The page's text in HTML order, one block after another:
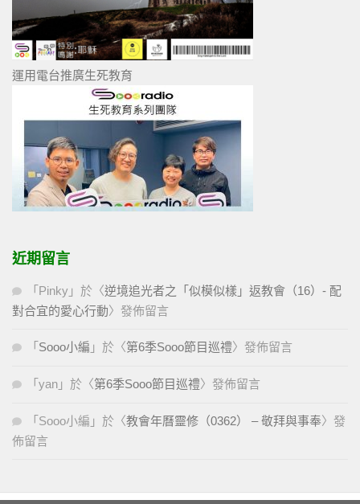
運用電台推廣生死教育
近期留言
「 Pinky 」於〈逆境追光者之「似模似樣」返教會（16）- 配
對合宜的愛心行動〉發佈留言
「 Sooo小編 」於〈第6季Sooo節目巡禮〉發佈留言
「 yan 」於〈第6季Sooo節目巡禮〉發佈留言
「 Sooo小編 」於〈教會年曆靈修（0362） – 敬拜與事奉〉發
佈留言